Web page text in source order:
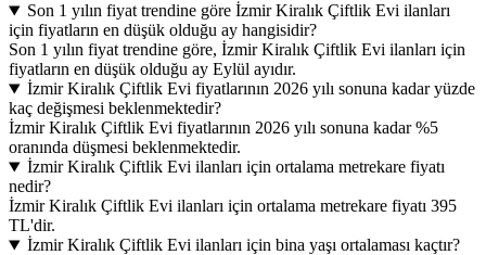
Son 1 yılın fiyat trendine göre İzmir Kiralık Çiftlik Evi ilanları
için fiyatların en düşük olduğu ay hangisidir?
Son 1 yılın fiyat trendine göre, İzmir Kiralık Çiftlik Evi ilanları için
fiyatların en düşük olduğu ay Eylül ayıdır.
İzmir Kiralık Çiftlik Evi fiyatlarının 2026 yılı sonuna kadar yüzde
kaç değişmesi beklenmektedir?
İzmir Kiralık Çiftlik Evi fiyatlarının 2026 yılı sonuna kadar %5
oranında düşmesi beklenmektedir.
İzmir Kiralık Çiftlik Evi ilanları için ortalama metrekare fiyatı
nedir?
İzmir Kiralık Çiftlik Evi ilanları için ortalama metrekare fiyatı 395
TL'dir.
İzmir Kiralık Çiftlik Evi ilanları için bina yaşı ortalaması kaçtır?